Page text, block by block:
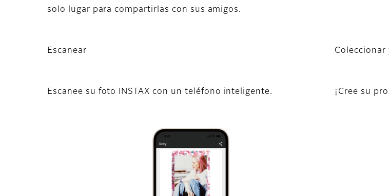
solo lugar para compartirlas con sus amigos.
Escanear
Escanee su foto INSTAX con un teléfono inteligente.
Coleccionar
¡Cree su